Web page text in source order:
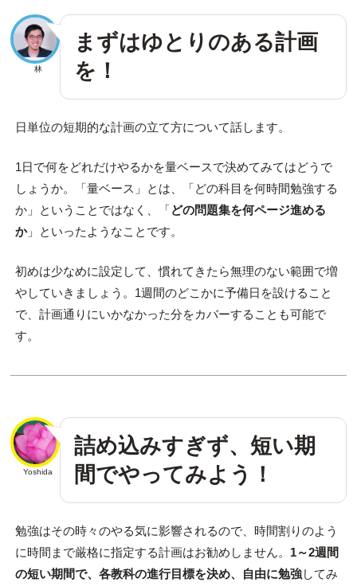
林
まずはゆとりのある計画
を！
日単位の短期的な計画の立て方について話します。
1日で何をどれだけやるかを量ベースで決めてみてはどうで
しょうか。「量ベース」とは、「どの科目を何時間勉強する
か」ということではなく、「どの問題集を何ページ進める
か」といったようなことです。
初めは少なめに設定して、慣れてきたら無理のない範囲で増
やしていきましょう。1週間のどこかに予備日を設けること
で、計画通りにいかなかった分をカバーすることも可能で
す。
Yoshida
詰め込みすぎず、短い期
間でやってみよう！
勉強はその時々のやる気に影響されるので、時間割りのよう
に時間まで厳格に指定する計画はお勧めしません。 1～2週間
の短い期間で、各教科の進行目標を決め、自由に勉強してみ